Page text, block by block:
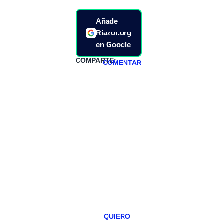
Añade
Riazor.org
en Google
COMPARTE:COMENTAR
QUIERO